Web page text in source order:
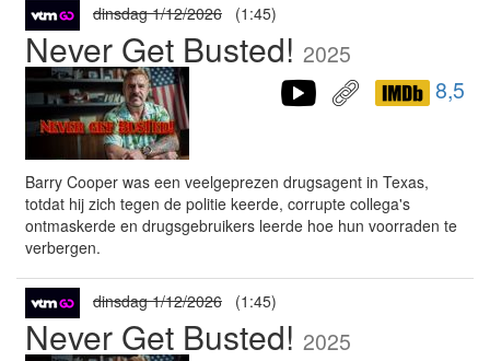
dinsdag 1/12/2026 (1:45)
Never Get Busted! 2025
8,5
Barry Cooper was een veelgeprezen drugsagent in Texas,
totdat hij zich tegen de politie keerde, corrupte collega's
ontmaskerde en drugsgebruikers leerde hoe hun voorraden te
verbergen.
dinsdag 1/12/2026 (1:45)
Never Get Busted! 2025